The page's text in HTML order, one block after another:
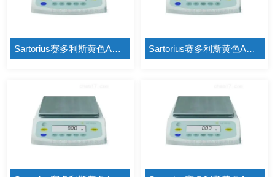
Sartorius赛多利斯黄色APP资源绿巨人BSA822S-CW Sartorius赛多利斯黄色APP资源绿巨人BSA822